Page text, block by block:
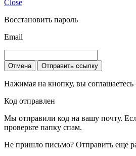
Close
Восстановить пароль
Email
Отмена Отправить ссылку
Нажимая на кнопку, вы соглашаетесь
Код отправлен
Мы отправили код на вашу почту.
проверьте папку спам.
Не пришло письмо? Отправить еще